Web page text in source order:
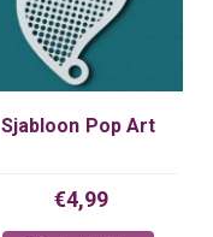
Sjabloon Pop Art
€4,99